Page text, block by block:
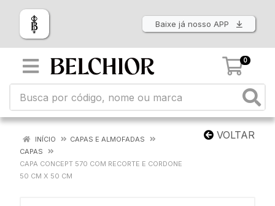
Baixe já nosso APP
0
VOLTAR
INÍCIO
CAPAS E ALMOFADAS
CAPAS
CAPA CONCEPT 570 COM RECORTE E CORDONE
50 CM X 50 CM